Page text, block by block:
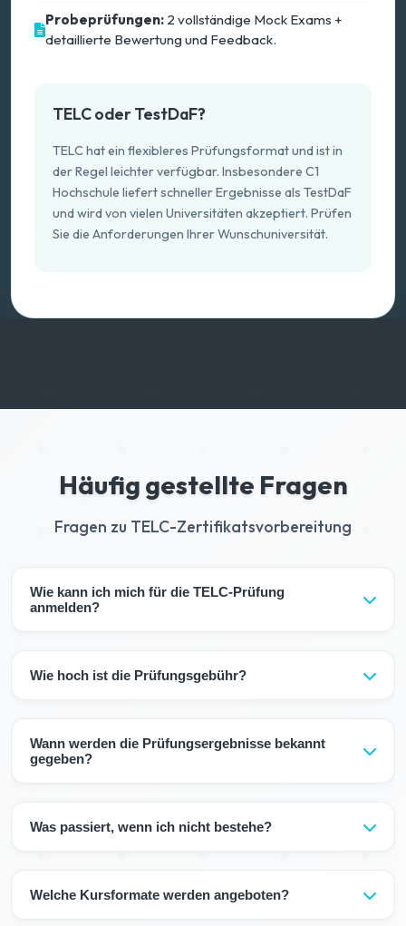
Probeprüfungen: 2 vollständige Mock Exams +
detaillierte Bewertung und Feedback.
TELC oder TestDaF?
TELC hat ein flexibleres Prüfungsformat und ist in
der Regel leichter verfügbar. Insbesondere C1
Hochschule liefert schneller Ergebnisse als TestDaF
und wird von vielen Universitäten akzeptiert. Prüfen
Sie die Anforderungen Ihrer Wunschuniversität.
Häufig gestellte Fragen
Fragen zu TELC-Zertifikatsvorbereitung
Wie kann ich mich für die TELC-Prüfung
anmelden?
über uns vornehmen.
Wie hoch ist die Prüfungsgebühr?
enthalten.
Wann werden die Prüfungsergebnisse bekannt
gegeben?
Zertifikat wird per Post versandt.
Was passiert, wenn ich nicht bestehe?
gesamte Prüfung wiederholen.
Welche Kursformate werden angeboten?